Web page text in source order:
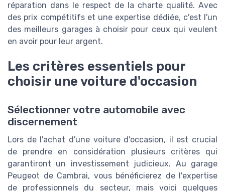
réparation dans le respect de la charte qualité. Avec
des prix compétitifs et une expertise dédiée, c'est l'un
des meilleurs garages à choisir pour ceux qui veulent
en avoir pour leur argent.
Les critères essentiels pour
choisir une voiture d'occasion
Sélectionner votre automobile avec
discernement
Lors de l'achat d'une voiture d'occasion, il est crucial
de prendre en considération plusieurs critères qui
garantiront un investissement judicieux. Au garage
Peugeot de Cambrai, vous bénéficierez de l'expertise
de professionnels du secteur, mais voici quelques